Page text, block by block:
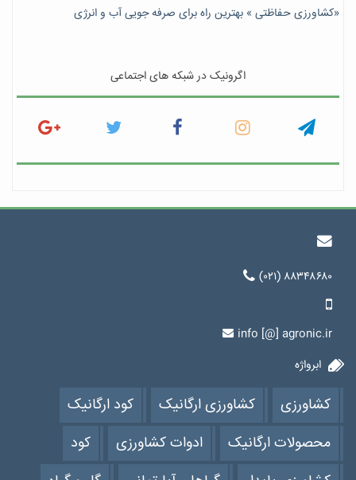
«کشاورزی حفاظتی » بهترین راه برای صرفه جویی آب و انرژی
اگرونیک در شبکه های اجتماعی
(۰۲۱) ۸۸۳۴۸۶۸۰
info [@] agronic.ir
ابرواژه
کشاورزی کشاورزی ارگانیک
کود ارگانیک
محصولات ارگانیک
ادوات کشاورزی
کود